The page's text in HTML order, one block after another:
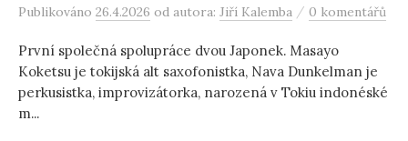
Publikováno 26.4.2026 od autora: Jiří Kalemba / 0 komentářů
První společná spolupráce dvou Japonek. Masayo
Koketsu je tokijská alt saxofonistka, Nava Dunkelman je
perkusistka, improvizátorka, narozená v Tokiu indonéské
m...